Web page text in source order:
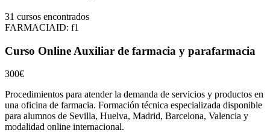
31 cursos encontrados
FARMACIAID: f1
Curso Online Auxiliar de farmacia y parafarmacia
300€
Procedimientos para atender la demanda de servicios y productos en
una oficina de farmacia. Formación técnica especializada disponible
para alumnos de Sevilla, Huelva, Madrid, Barcelona, Valencia y
modalidad online internacional.